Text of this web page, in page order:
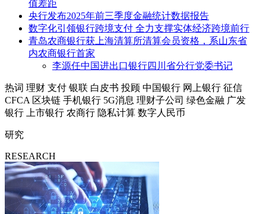
值差距
央行发布2025年前三季度金融统计数据报告
数字化引领银行跨境支付 全力支撑实体经济跨境前行
青岛农商银行获上海清算所清算会员资格，系山东省
内农商银行首家
李源任中国进出口银行四川省分行党委书记
热词 理财 支付 银联 白皮书 投顾 中国银行 网上银行 征信
CFCA 区块链 手机银行 5G消息 理财子公司 绿色金融 广发
银行
上市银行 农商行 隐私计算 数字人民币
研究
RESEARCH